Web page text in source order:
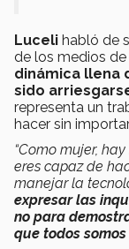
Luceli habló de
de los medios
dinámica llena
sido
representa un
hacer sin
“Como mujer,
eres capaz de
manejar la
expresar las
no para
que todos